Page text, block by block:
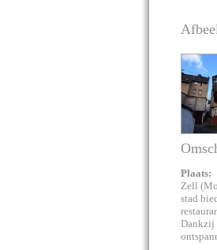
Plaats:
Zell
stad
Dankzij